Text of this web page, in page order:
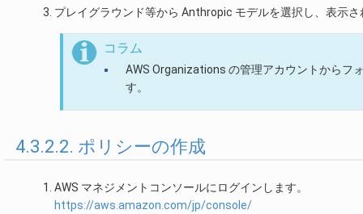
プレイグラウンド等から Anthropic モデルを選択し、表示
コラム
AWS Organizations の管理アカウントからフ
す。
4.3.2.2. ポリシーの作成
AWS マネジメントコンソールにログインします。
https://aws.amazon.com/jp/console/